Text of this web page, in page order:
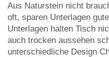
Aus Naturstein nicht
oft, sparen Unterlagen
Unterlagen halten Tisch
auch trocken aussehen
unterschiedliche Design